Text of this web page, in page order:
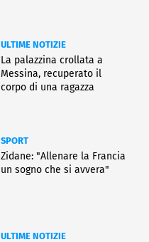
ULTIME NOTIZIE
La palazzina crollata a
Messina, recuperato il
corpo di una ragazza
SPORT
Zidane: "Allenare la Francia
un sogno che si avvera"
ULTIME NOTIZIE